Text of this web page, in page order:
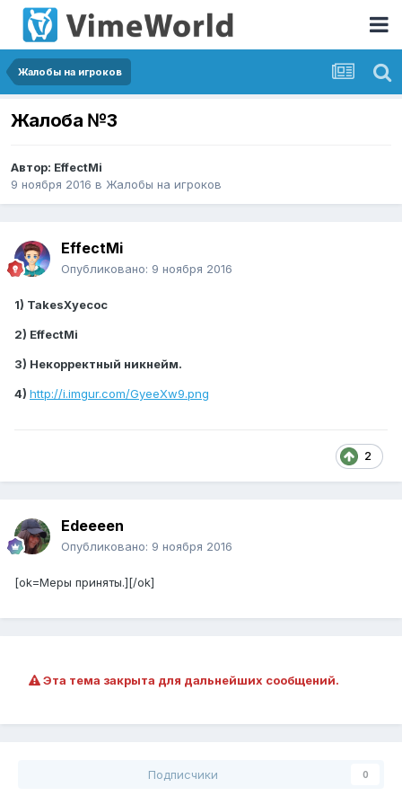
Жалобы на игроков
Жалоба №3
Автор: EffectMi
9 ноября 2016 в Жалобы на игроков
EffectMi
Опубликовано: 9 ноября 2016
1) TakesXyecoc
2) EffectMi
3) Некорректный никнейм.
4) http://i.imgur.com/GyeeXw9.png
2
Edeeeen
Опубликовано: 9 ноября 2016
[ok=Меры приняты.][/ok]
Эта тема закрыта для дальнейших сообщений.
Подписчики 0